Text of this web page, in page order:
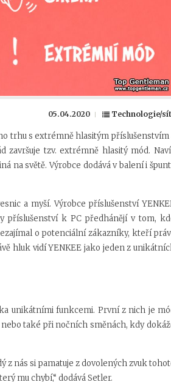
05.04.2020 Technologie/
trhu s extrémně hlasitým příslušenstvím
tzv. extrémně hlasitý mód.
na světě. Výrobce dodává v balení i
a myší. Výrobce příslušenství
příslušenství k PC předhánějí v tom,
o potenciální zákazníky, kteří
hluk vidí YENKEE jako jeden z
unikátními funkcemi. První z nich je
také při nočních směnách, kdy
z nás si pamatuje z dovolených zvuk
mu chybí,“ dodává Setler.